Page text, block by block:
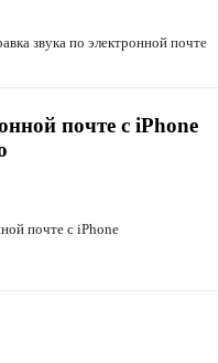
звука по электронной почте
почте с iPhone
почте с iPhone